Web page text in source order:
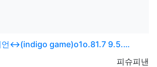
언↔(indigo game)o1o.81.7 9.5.…
등록자
피슈피낸